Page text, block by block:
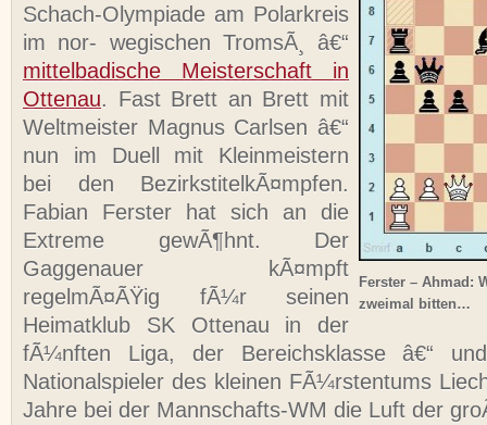
Ferster – Ahmad:
zweimal bitten…
Schach-Olympiade am Polarkreis
im nor- wegischen TromsÃ¸ â€“
mittelbadische Meisterschaft in
Ottenau. Fast Brett an Brett mit
Weltmeister Magnus Carlsen â€“
nun im Duell mit Kleinmeistern
bei den BezirkstitelkÃ¤mpfen.
Fabian Ferster hat sich an die
Extreme gewÃ¶hnt. Der
Gaggenauer kÃ¤mpft
regelmÃ¤ÃŸig fÃ¼r seinen
Heimatklub SK Ottenau in der
fÃ¼nften Liga, der Bereichsklasse â€“
Nationalspieler des kleinen FÃ¼rstentums
Jahre bei der Mannschafts-WM die Luft der